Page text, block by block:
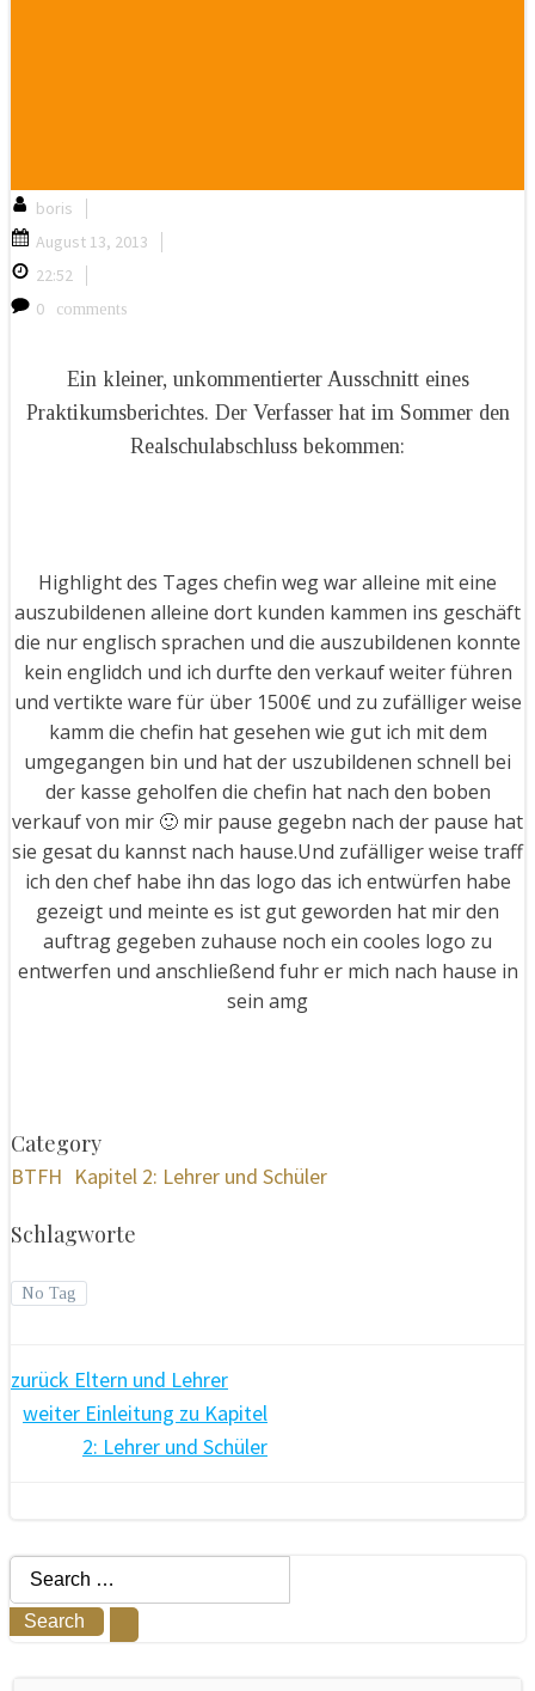
boris |
August 13, 2013 |
22:52 |
0 comments
Ein kleiner, unkommentierter Ausschnitt eines
Praktikumsberichtes. Der Verfasser hat im Sommer den
Realschulabschluss bekommen:
Highlight des Tages chefin weg war alleine mit eine
auszubildenen alleine dort kunden kammen ins geschäft
die nur englisch sprachen und die auszubildenen konnte
kein englidch und ich durfte den verkauf weiter führen
und vertikte ware für über 1500€ und zu zufälliger weise
kamm die chefin hat gesehen wie gut ich mit dem
umgegangen bin und hat der uszubildenen schnell bei
der kasse geholfen die chefin hat nach den boben
verkauf von mir 🙂 mir pause gegebn nach der pause hat
sie gesat du kannst nach hause.Und zufälliger weise traff
ich den chef habe ihn das logo das ich entwürfen habe
gezeigt und meinte es ist gut geworden hat mir den
auftrag gegeben zuhause noch ein cooles logo zu
entwerfen und anschließend fuhr er mich nach hause in
sein amg
Category
BTFH Kapitel 2: Lehrer und Schüler
Schlagworte
No Tag
Beitragsnavigation
zurück Eltern und Lehrer
Beitragsnavigation
weiter Einleitung zu Kapitel
2: Lehrer und Schüler
Search
for: